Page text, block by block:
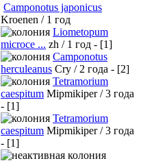
Camponotus japonicus
Kroenen / 1 год
Liometopum
microce ... zh / 1 год - [1]
Camponotus
herculeanus Cry / 2 года - [2]
Tetramorium
caespitum Mipmikiper / 3 года
- [1]
Tetramorium
caespitum Mipmikiper / 3 года
- [1]